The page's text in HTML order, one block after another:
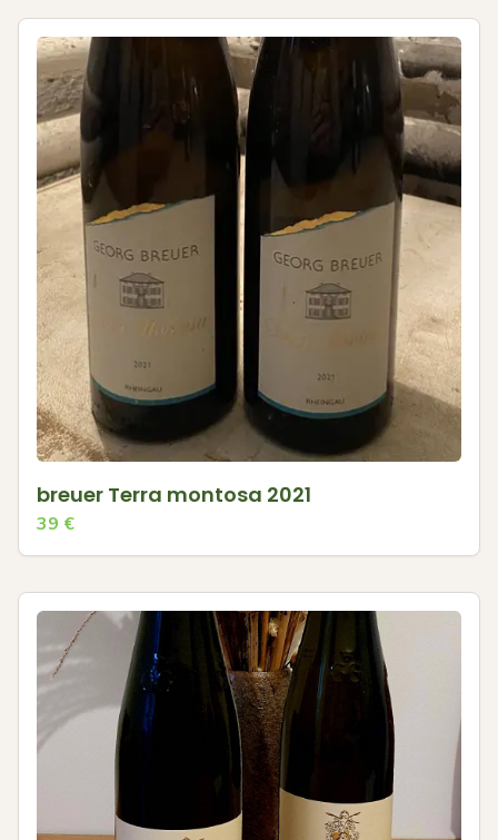
breuer Terra montosa 2021
39 €